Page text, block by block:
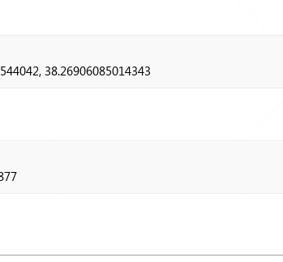
38.26906085014343